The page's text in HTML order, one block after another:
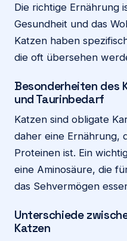
Die richtige Ernährung
Gesundheit und das
Katzen haben
die oft übersehen
Besonderheiten des
und Taurinbedarf
Katzen sind obligate
daher eine Ernährung,
Proteinen ist. Ein
eine Aminosäure, die
das Sehvermögen
Unterschiede
Katzen